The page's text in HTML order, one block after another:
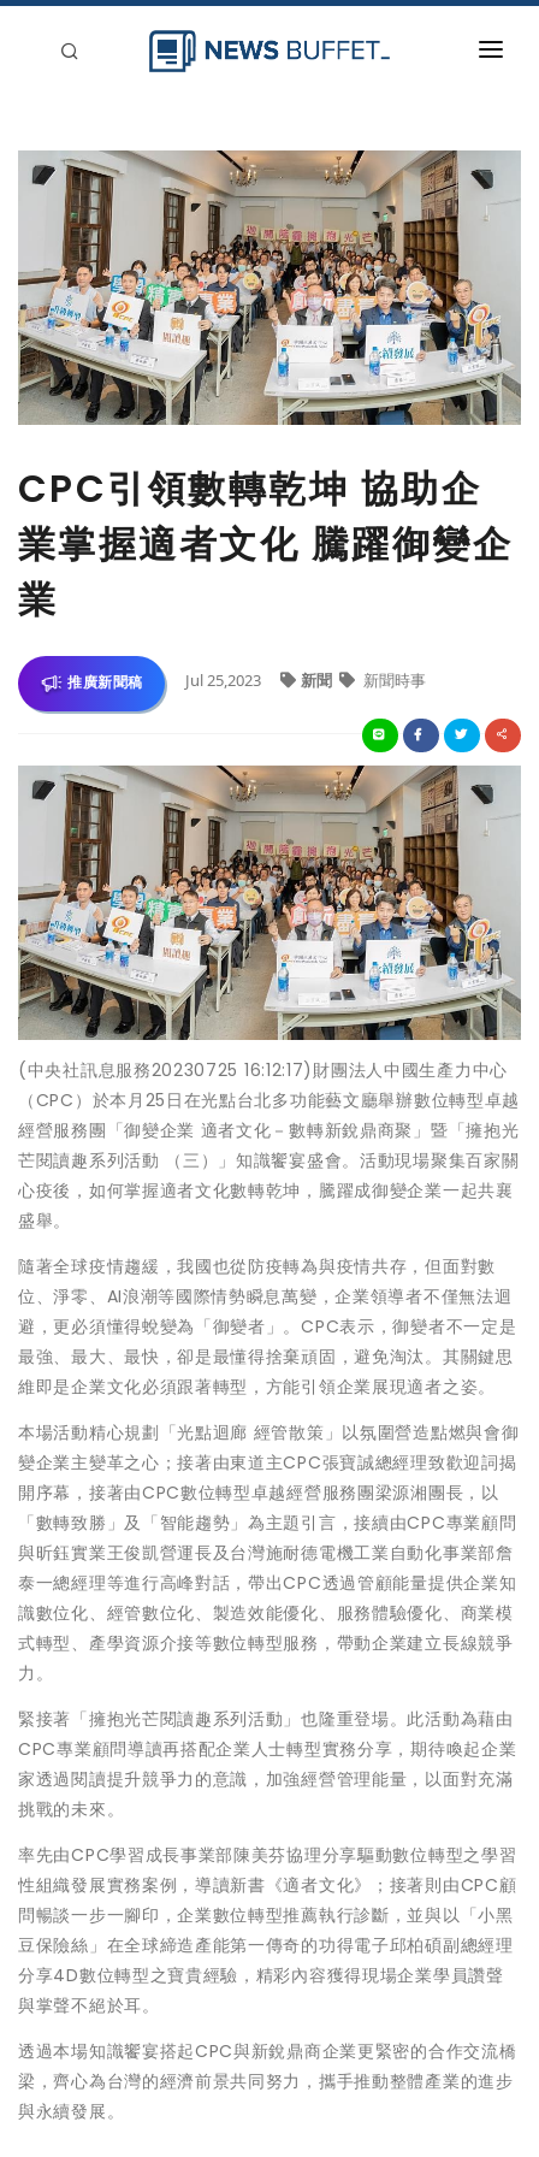
新聞稿分類
登入
刊登
CPC引領數轉乾坤 協助企
業掌握適者文化 騰躍御變企
業
推廣新聞稿 Jul 25,2023 新聞 新聞時事
(中央社訊息服務20230725 16:12:17)財團法人中國生產力中心
（CPC）於本月25日在光點台北多功能藝文廳舉辦數位轉型卓越
經營服務團「御變企業 適者文化－數轉新銳鼎商聚」暨「擁抱光
芒閱讀趣系列活動 （三）」知識饗宴盛會。活動現場聚集百家關
心疫後，如何掌握適者文化數轉乾坤，騰躍成御變企業一起共襄
盛舉。
隨著全球疫情趨緩，我國也從防疫轉為與疫情共存，但面對數
位、淨零、AI浪潮等國際情勢瞬息萬變，企業領導者不僅無法迴
避，更必須懂得蛻變為「御變者」。CPC表示，御變者不一定是
最強、最大、最快，卻是最懂得捨棄頑固，避免淘汰。其關鍵思
維即是企業文化必須跟著轉型，方能引領企業展現適者之姿。
本場活動精心規劃「光點迴廊 經管散策」以氛圍營造點燃與會御
變企業主變革之心；接著由東道主CPC張寶誠總經理致歡迎詞揭
開序幕，接著由CPC數位轉型卓越經營服務團梁源湘團長，以
「數轉致勝」及「智能趨勢」為主題引言，接續由CPC專業顧問
與昕鈺實業王俊凱營運長及台灣施耐德電機工業自動化事業部詹
泰一總經理等進行高峰對話，帶出CPC透過管顧能量提供企業知
識數位化、經管數位化、製造效能優化、服務體驗優化、商業模
式轉型、產學資源介接等數位轉型服務，帶動企業建立長線競爭
力。
緊接著「擁抱光芒閱讀趣系列活動」也隆重登場。此活動為藉由
CPC專業顧問導讀再搭配企業人士轉型實務分享，期待喚起企業
家透過閱讀提升競爭力的意識，加強經營管理能量，以面對充滿
挑戰的未來。
率先由CPC學習成長事業部陳美芬協理分享驅動數位轉型之學習
性組織發展實務案例，導讀新書《適者文化》；接著則由CPC顧
問暢談一步一腳印，企業數位轉型推薦執行診斷，並與以「小黑
豆保險絲」在全球締造產能第一傳奇的功得電子邱柏碩副總經理
分享4D數位轉型之寶貴經驗，精彩內容獲得現場企業學員讚聲
與掌聲不絕於耳。
透過本場知識饗宴搭起CPC與新銳鼎商企業更緊密的合作交流橋
梁，齊心為台灣的經濟前景共同努力，攜手推動整體產業的進步
與永續發展。